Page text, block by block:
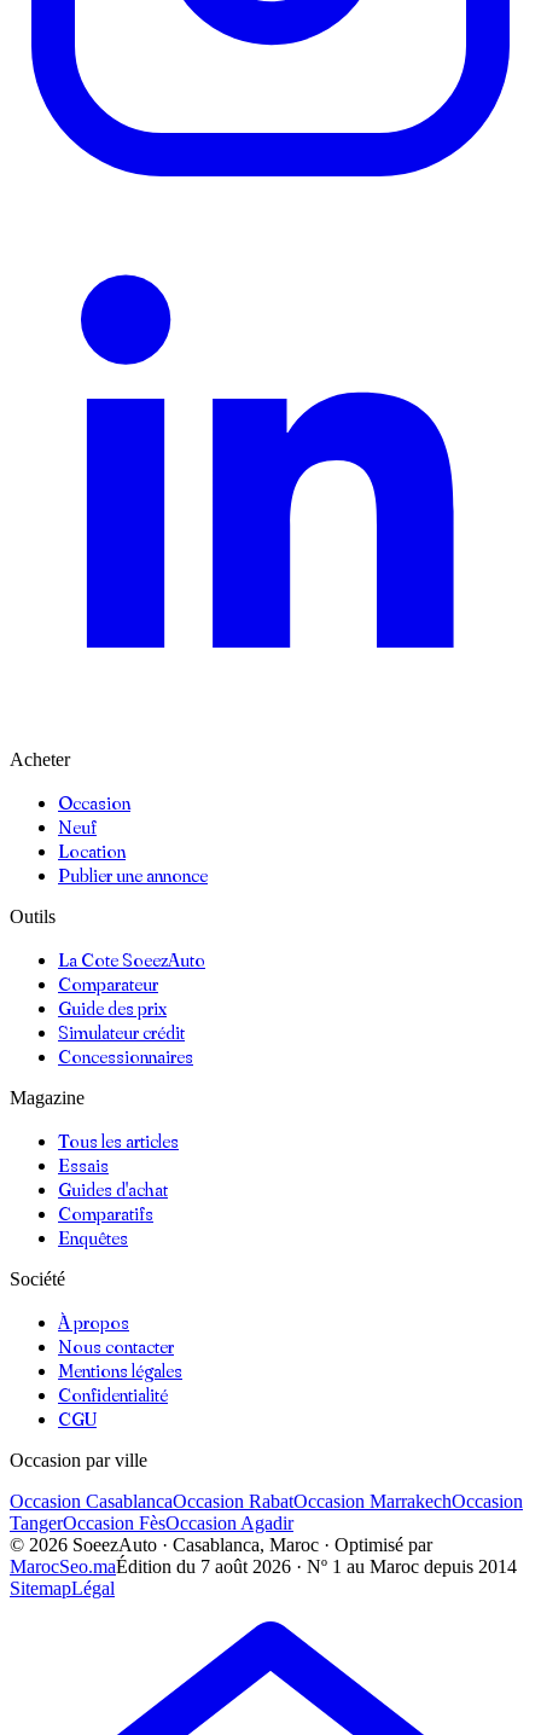
Acheter
Occasion
Neuf
Location
Publier une annonce
Outils
La Cote SoeezAuto
Comparateur
Guide des prix
Simulateur crédit
Concessionnaires
Magazine
Tous les articles
Essais
Guides d'achat
Comparatifs
Enquêtes
Société
À propos
Nous contacter
Mentions légales
Confidentialité
CGU
Occasion par ville
Occasion CasablancaOccasion RabatOccasion MarrakechOccasion
TangerOccasion FèsOccasion Agadir
© 2026 SoeezAuto · Casablanca, Maroc · Optimisé par
MarocSeo.maÉdition du 7 août 2026 · Nº 1 au Maroc depuis 2014
SitemapLégal